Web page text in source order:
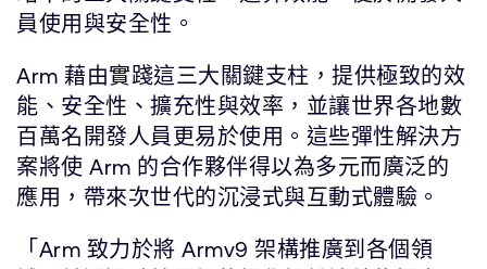
員使用與安全性。
Arm 藉由實踐這三大關鍵支柱，提供極致的效
能、安全性、擴充性與效率，並讓世界各地數
百萬名開發人員更易於使用。這些彈性解決方
案將使 Arm 的合作夥伴得以為多元而廣泛的
應用，帶來次世代的沉浸式與互動式體驗。
「Arm 致力於將 Armv9 架構推廣到各個領